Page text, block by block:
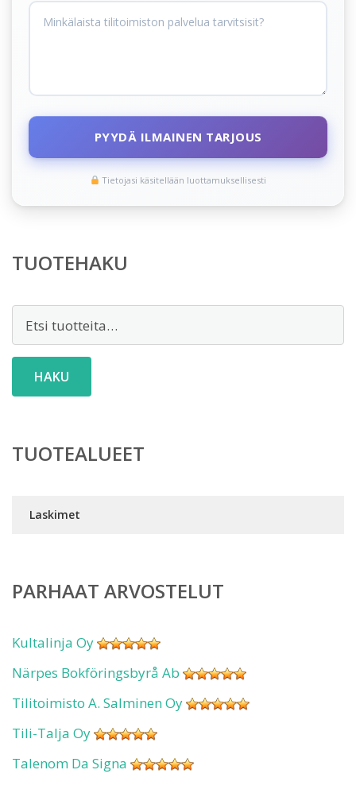
PYYDÄ ILMAINEN TARJOUS
Tietojasi käsitellään luottamuksellisesti
TUOTEHAKU
HAKU
TUOTEALUEET
Laskimet
PARHAAT ARVOSTELUT
Kultalinja Oy
Närpes Bokföringsbyrå Ab
Tilitoimisto A. Salminen Oy
Tili-Talja Oy
Talenom Da Signa